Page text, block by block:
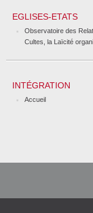
EGLISES-ETATS
Observatoire des
Cultes, la Laïcité
INTÉGRATION
Accueil